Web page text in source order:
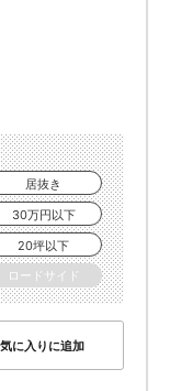
居抜き
30万円以下
20坪以下
ロードサイド
に入りに追加